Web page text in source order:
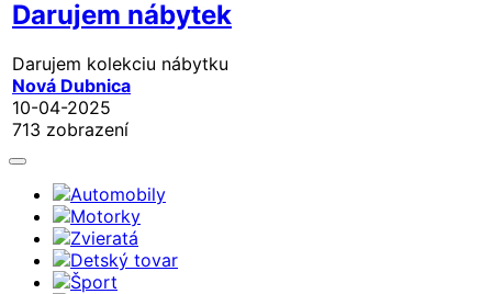
Darujem nábytek
Darujem kolekciu nábytku
Nová Dubnica
10-04-2025
713 zobrazení
Automobily
Motorky
Zvieratá
Detský tovar
Šport